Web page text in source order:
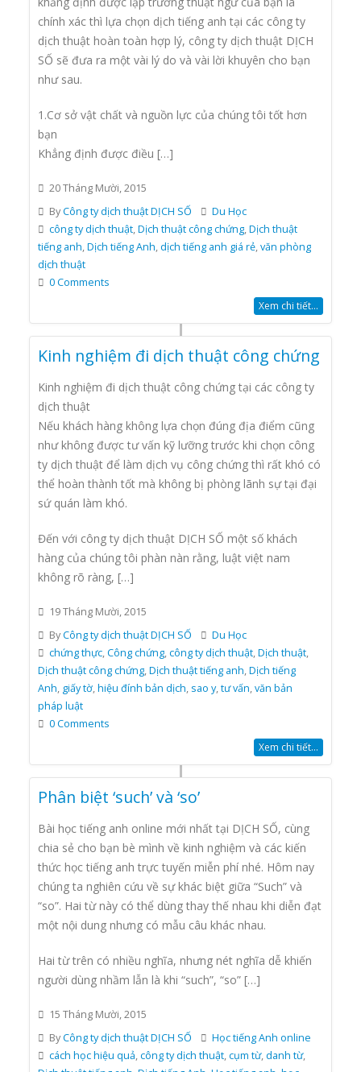
chính xác thì lựa chọn dịch tiếng anh tại các công ty
dịch thuật hoàn toàn hợp lý, công ty dịch thuật DỊCH
SỐ sẽ đưa ra một vài lý do và vài lời khuyên cho bạn
như sau.
1.Cơ sở vật chất và nguồn lực của chúng tôi tốt hơn
bạn
Khẳng định được điều […]
20 Tháng Mười, 2015
ByCông ty dịch thuật DỊCH SỐ
Du Học
công ty dịch thuật,Dịch thuật công chứng,Dịch thuật
tiếng anh,Dịch tiếng Anh,dịch tiếng anh giá rẻ,văn phòng
dịch thuật
0 Comments
Xem chi tiết...
Kinh nghiệm đi dịch thuật công chứng
Kinh nghiệm đi dịch thuật công chứng tại các công ty
dịch thuật
Nếu khách hàng không lựa chọn đúng địa điểm cũng
như không được tư vấn kỹ lưỡng trước khi chọn công
ty dịch thuật để làm dịch vụ công chứng thì rất khó có
thể hoàn thành tốt mà không bị phòng lãnh sự tại đại
sứ quán làm khó.
Đến với công ty dịch thuật DỊCH SỐ một số khách
hàng của chúng tôi phàn nàn rằng, luật việt nam
không rõ ràng, […]
19 Tháng Mười, 2015
ByCông ty dịch thuật DỊCH SỐ
Du Học
chứng thực,Công chứng,công ty dịch thuật,Dịch thuật,
Dịch thuật công chứng,Dịch thuật tiếng anh,Dịch tiếng
Anh, giấy tờ,hiệu đính bản dịch, sao y,tư vấn,văn bản
pháp luật
0 Comments
Xem chi tiết...
Phân biệt ‘such’ và ‘so’
Bài học tiếng anh online mới nhất tại DỊCH SỐ, cùng
chia sẻ cho bạn bè mình về kinh nghiệm và các kiến
thức học tiếng anh trực tuyến miễn phí nhé. Hôm nay
chúng ta nghiên cứu về sự khác biệt giữa “Such” và
“so”. Hai từ này có thể dùng thay thế nhau khi diễn đạt
một nội dung nhưng có mẫu câu khác nhau.
Hai từ trên có nhiều nghĩa, nhưng nét nghĩa dễ khiến
người dùng nhầm lẫn là khi “such”, “so” […]
15 Tháng Mười, 2015
ByCông ty dịch thuật DỊCH SỐ
Học tiếng Anh online
cách học hiệu quả,công ty dịch thuật,cụm từ,danh từ,